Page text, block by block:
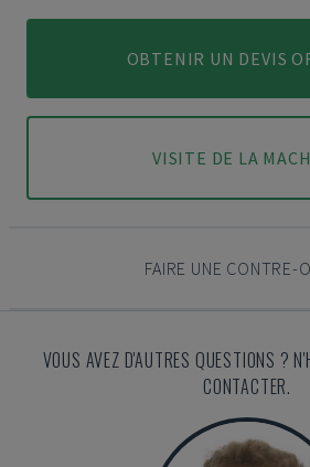
OBTENIR UN DEVIS
VISITE DE LA
FAIRE UNE CONTRE-
VOUS AVEZ D'AUTRES QUESTIONS ?
CONTACTER.